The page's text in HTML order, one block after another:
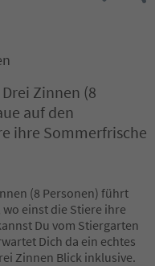
Zinnen (8
auf den
ihre Sommerfrische
(8 Personen) führt
einst die Stiere ihre
Du vom Stiergarten
Dich da ein echtes
Zinnen Blick inklusive.